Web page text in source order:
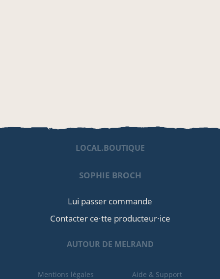
LOCAL.BOUTIQUE
SOPHIE BROCH
Lui passer commande
Contacter ce·tte producteur·ice
AUTOUR DE MELRAND
Mentions légales Aide & Support